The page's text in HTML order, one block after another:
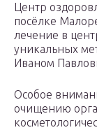
Центр
посёлке
лечение в
уникальных
Иваном
Особое
очищению